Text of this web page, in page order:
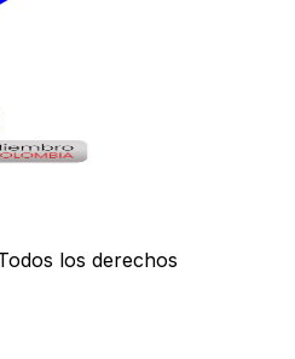
los derechos